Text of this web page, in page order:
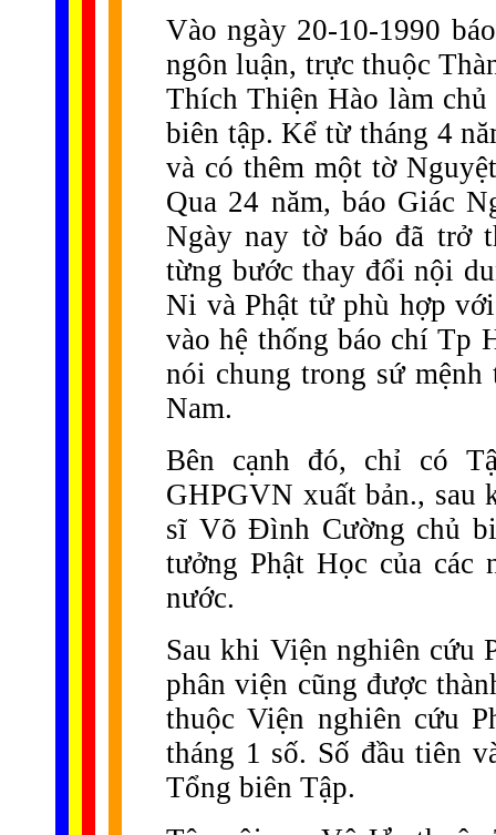
Vào ngày 20-10-1990
ngôn luận, trực thuộc
Thích Thiện Hào làm
biên tập. Kể từ tháng 4
và có thêm một tờ
Qua 24 năm, báo Giác
Ngày nay tờ báo đã trở
từng bước thay đổi nội
Ni và Phật tử phù hợp
vào hệ thống báo chí Tp
nói chung trong sứ mệnh
Nam.
Bên cạnh đó, chỉ có
GHPGVN xuất bản., sau
sĩ Võ Đình Cường chủ
tưởng Phật Học của các
nước.
Sau khi Viện nghiên cứu
phân viện cũng được
thuộc Viện nghiên cứu
tháng 1 số. Số đầu tiên
Tổng biên Tập.